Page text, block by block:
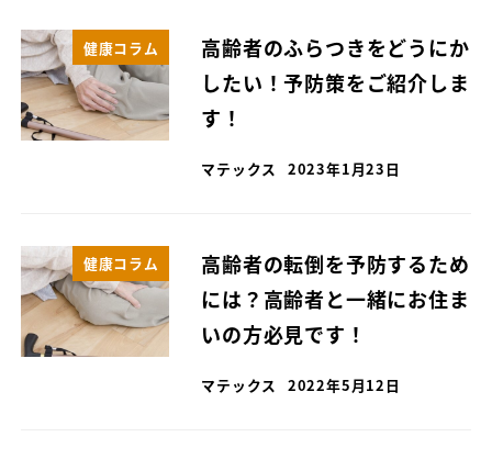
健康コラム
高齢者のふらつきをどうにか
したい！予防策をご紹介しま
す！
マテックス 2023年1月23日
健康コラム
高齢者の転倒を予防するため
には？高齢者と一緒にお住ま
いの方必見です！
マテックス 2022年5月12日